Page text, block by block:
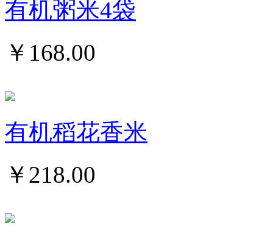
有机粥米4袋
￥ 168.00
有机稻花香米
￥ 218.00